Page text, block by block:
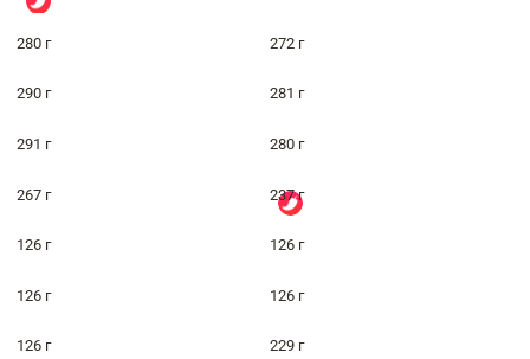
280 г 272 г
290 г 281 г
291 г 280 г
267 г 237 г
126 г 126 г
126 г 126 г
126 г 229 г